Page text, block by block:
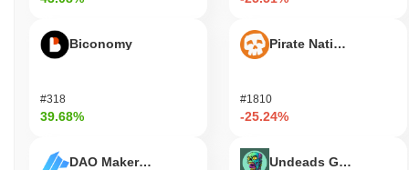
Biconomy
#318
39.68%
DAO Maker Token
Pirate Nation Token
#1810
-25.24%
Undeads Games